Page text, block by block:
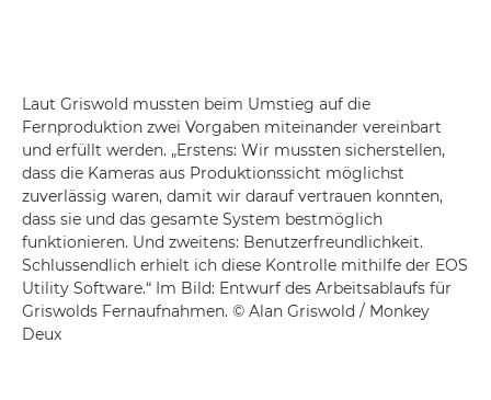
Laut Griswold mussten beim Umstieg auf die
Fernproduktion zwei Vorgaben miteinander vereinbart
und erfüllt werden. „Erstens: Wir mussten sicherstellen,
dass die Kameras aus Produktionssicht möglichst
zuverlässig waren, damit wir darauf vertrauen konnten,
dass sie und das gesamte System bestmöglich
funktionieren. Und zweitens: Benutzerfreundlichkeit.
Schlussendlich erhielt ich diese Kontrolle mithilfe der EOS
Utility Software.“ Im Bild: Entwurf des Arbeitsablaufs für
Griswolds Fernaufnahmen. © Alan Griswold / Monkey
Deux